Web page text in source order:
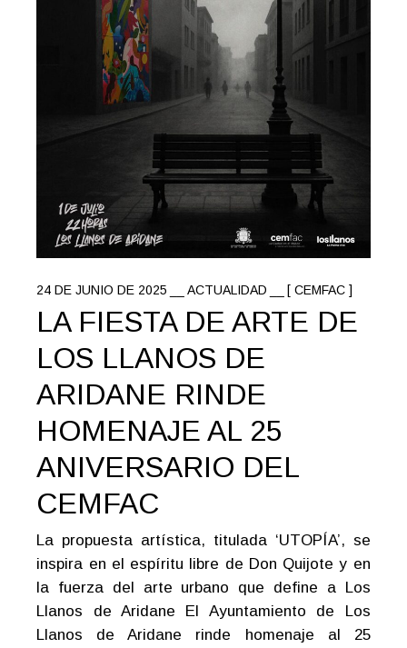
24 DE JUNIO DE 2025 ACTUALIDAD [ CEMFAC ]
LA FIESTA DE ARTE DE
LOS LLANOS DE
ARIDANE RINDE
HOMENAJE AL 25
ANIVERSARIO DEL
CEMFAC
La propuesta artística, titulada ‘UTOPÍA’, se
inspira en el espíritu libre de Don Quijote y en
la fuerza del arte urbano que define a Los
Llanos de Aridane El Ayuntamiento de Los
Llanos de Aridane rinde homenaje al 25